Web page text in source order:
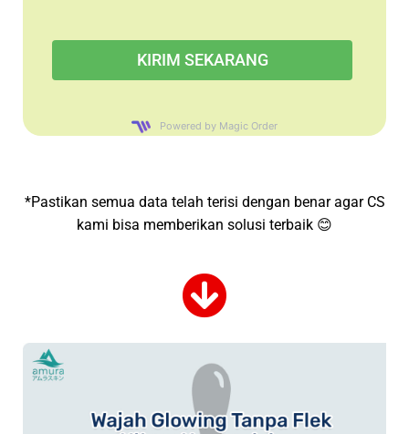
Powered by Magic Order
*Pastikan semua data telah terisi dengan benar agar CS
kami bisa memberikan solusi terbaik 😊